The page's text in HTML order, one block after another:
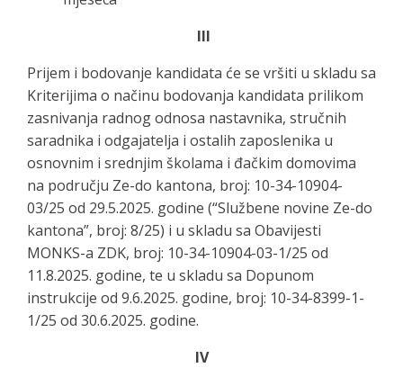
III
Prijem i bodovanje kandidata će se vršiti u skladu sa
Kriterijima o načinu bodovanja kandidata prilikom
zasnivanja radnog odnosa nastavnika, stručnih
saradnika i odgajatelja i ostalih zaposlenika u
osnovnim i srednjim školama i đačkim domovima
na području Ze-do kantona, broj: 10-34-10904-
03/25 od 29.5.2025. godine (“Službene novine Ze-do
kantona”, broj: 8/25) i u skladu sa Obavijesti
MONKS-a ZDK, broj: 10-34-10904-03-1/25 od
11.8.2025. godine, te u skladu sa Dopunom
instrukcije od 9.6.2025. godine, broj: 10-34-8399-1-
1/25 od 30.6.2025. godine.
IV